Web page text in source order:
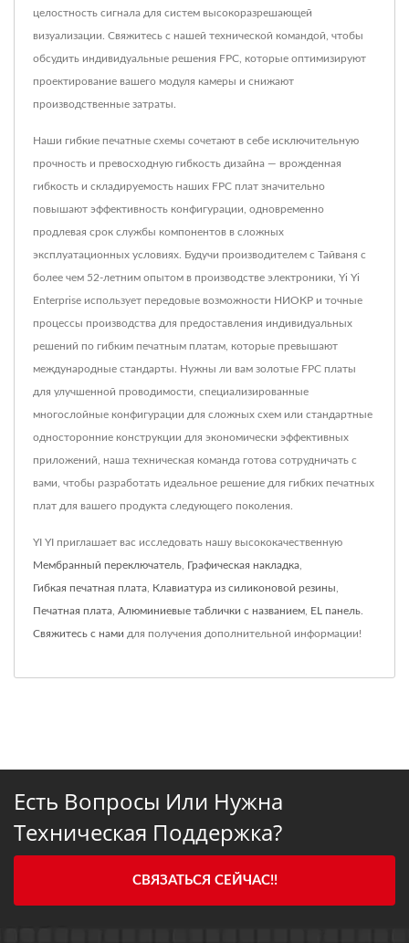
целостность сигнала для систем высокоразрешающей
визуализации. Свяжитесь с нашей технической командой, чтобы
обсудить индивидуальные решения FPC, которые оптимизируют
проектирование вашего модуля камеры и снижают
производственные затраты.
Наши гибкие печатные схемы сочетают в себе исключительную
прочность и превосходную гибкость дизайна — врожденная
гибкость и складируемость наших FPC плат значительно
повышают эффективность конфигурации, одновременно
продлевая срок службы компонентов в сложных
эксплуатационных условиях. Будучи производителем с Тайваня с
более чем 52-летним опытом в производстве электроники, Yi Yi
Enterprise использует передовые возможности НИОКР и точные
процессы производства для предоставления индивидуальных
решений по гибким печатным платам, которые превышают
международные стандарты. Нужны ли вам золотые FPC платы
для улучшенной проводимости, специализированные
многослойные конфигурации для сложных схем или стандартные
односторонние конструкции для экономически эффективных
приложений, наша техническая команда готова сотрудничать с
вами, чтобы разработать идеальное решение для гибких печатных
плат для вашего продукта следующего поколения.
YI YI приглашает вас исследовать нашу высококачественную
Мембранный переключатель Графическая накладка
Гибкая печатная плата Клавиатура из силиконовой резины
Печатная плата Алюминиевые таблички с названием EL панель
Свяжитесь с нами для получения дополнительной информации!
Есть Вопросы Или Нужна
Техническая Поддержка?
СВЯЗАТЬСЯ СЕЙЧАС!!